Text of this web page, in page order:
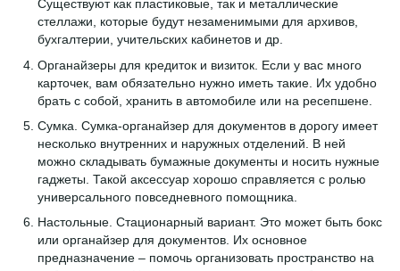
Существуют как пластиковые, так и металлические
стеллажи, которые будут незаменимыми для архивов,
бухгалтерии, учительских кабинетов и др.
Органайзеры для кредиток и визиток. Если у вас много
карточек, вам обязательно нужно иметь такие. Их удобно
брать с собой, хранить в автомобиле или на ресепшене.
Сумка. Сумка-органайзер для документов в дорогу имеет
несколько внутренних и наружных отделений. В ней
можно складывать бумажные документы и носить нужные
гаджеты. Такой аксессуар хорошо справляется с ролью
универсального повседневного помощника.
Настольные. Стационарный вариант. Это может быть бокс
или органайзер для документов. Их основное
предназначение – помочь организовать пространство на